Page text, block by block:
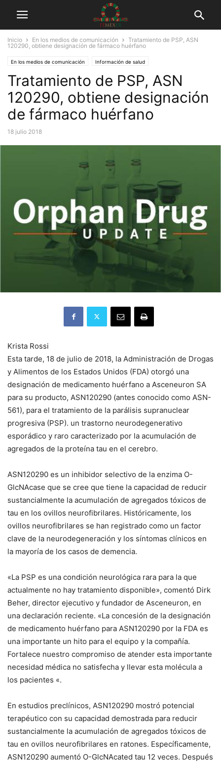
Inicio En los medios de comunicación
Tratamiento de PSP, ASN
120290, obtiene designación de fármaco huérfano
En los medios de comunicación Información de salud
Medicamentos huérfanos
Tratamiento de PSP, ASN
120290, obtiene designación
de fármaco huérfano
18 julio 2018
Krista Rossi
Esta tarde, 18 de julio de 2018, la Administración de Drogas
y Alimentos de los Estados Unidos (FDA) otorgó una
designación de medicamento huérfano a Asceneuron SA
para su producto, ASN120290 (antes conocido como ASN-
561), para el tratamiento de la parálisis supranuclear
progresiva (PSP). un trastorno neurodegenerativo
esporádico y raro caracterizado por la acumulación de
agregados de la proteína tau en el cerebro.
ASN120290 es un inhibidor selectivo de la enzima O-
GlcNAcase que se cree que tiene la capacidad de reducir
sustancialmente la acumulación de agregados tóxicos de
tau en los ovillos neurofibrilares. Históricamente, los
ovillos neurofibrilares se han registrado como un factor
clave de la neurodegeneración y los síntomas clínicos en
la mayoría de los casos de demencia.
«La PSP es una condición neurológica rara para la que
actualmente no hay tratamiento disponible», comentó Dirk
Beher, director ejecutivo y fundador de Asceneuron, en
una declaración reciente. «La concesión de la designación
de medicamento huérfano para ASN120290 por la FDA es
una importante un hito para el equipo y la compañía.
Fortalece nuestro compromiso de atender esta importante
necesidad médica no satisfecha y llevar esta molécula a
los pacientes «.
En estudios preclínicos, ASN120290 mostró potencial
terapéutico con su capacidad demostrada para reducir
sustancialmente la acumulación de agregados tóxicos de
tau en ovillos neurofibrilares en ratones. Específicamente,
ASN120290 aumentó O-GlcNAcated tau 12 veces. Después